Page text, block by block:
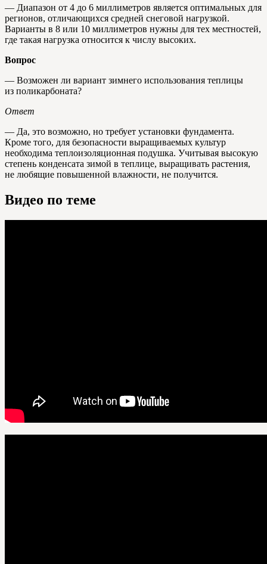
— Диапазон от 4 до 6 миллиметров является оптимальных для
регионов, отличающихся средней снеговой нагрузкой.
Варианты в 8 или 10 миллиметров нужны для тех местностей,
где такая нагрузка относится к числу высоких.
Вопрос
— Возможен ли вариант зимнего использования теплицы
из поликарбоната?
Ответ
— Да, это возможно, но требует установки фундамента.
Кроме того, для безопасности выращиваемых культур
необходима теплоизоляционная подушка. Учитывая высокую
степень конденсата зимой в теплице, выращивать растения,
не любящие повышенной влажности, не получится.
Видео по теме